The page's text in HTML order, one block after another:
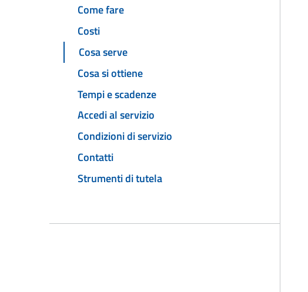
Come fare
Costi
Cosa serve
Cosa si ottiene
Tempi e scadenze
Accedi al servizio
Condizioni di servizio
Contatti
Strumenti di tutela